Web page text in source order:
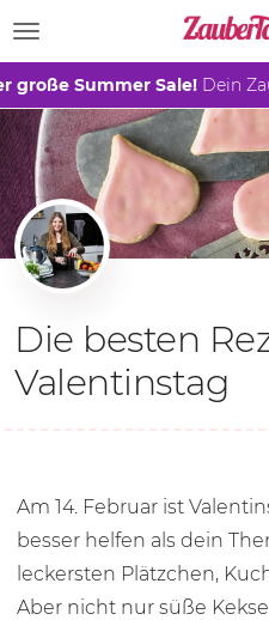
TOGGLE
große Summer Sale! Dein
Die besten
Valentinstag
Am 14. Februar ist
besser helfen als dein
leckersten Plätzchen,
Aber nicht nur süße